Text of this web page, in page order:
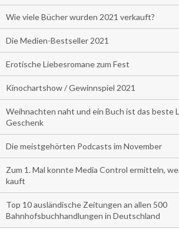
Wie viele Bücher wurden 2021 verkauft?
Die Medien-Bestseller 2021
Erotische Liebesromane zum Fest
Kinochartshow / Gewinnspiel 2021
Weihnachten naht und ein Buch ist das beste
Geschenk
Die meistgehörten Podcasts im November
Zum 1. Mal konnte Media Control ermitteln,
kauft
Top 10 ausländische Zeitungen an allen 500
Bahnhofsbuchhandlungen in Deutschland